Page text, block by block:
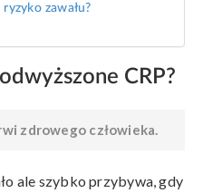
zawału?
CRP?
zdrowego człowieka.
ale szybko przybywa, gdy